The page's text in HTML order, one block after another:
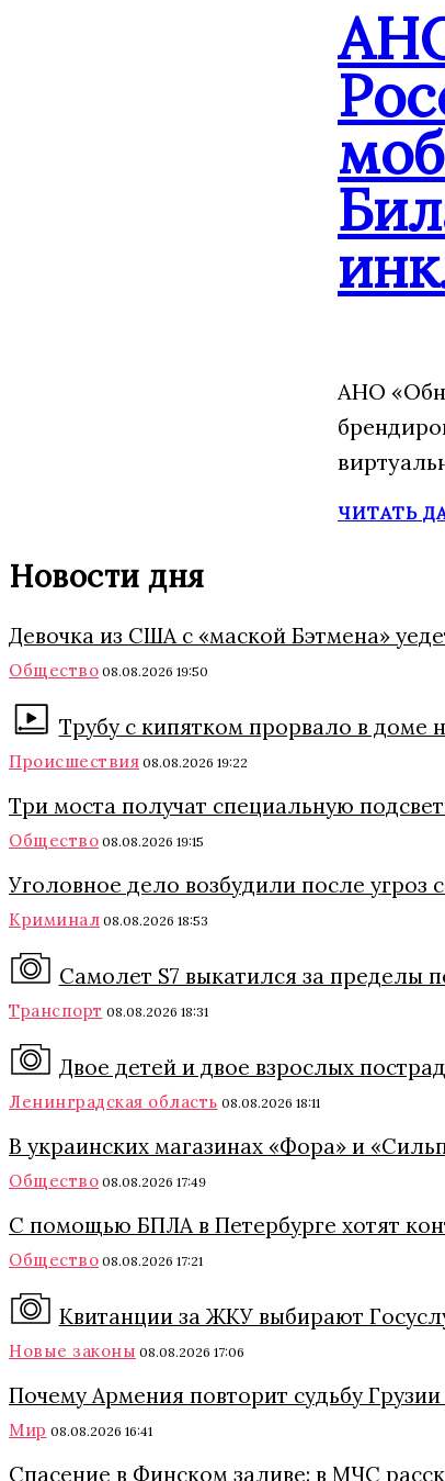
АНО
ЧИТАТЬ
Новости дня
Девочка из США с «маской Бэтмена»
Общество 08.08.2026 19:50
Трубу с кипятком прорвало в доме
Происшествия 08.08.2026 19:22
Три моста получат специальную
Общество 08.08.2026 19:15
Уголовное дело возбудили после
Криминал 08.08.2026 18:53
Самолет S7 выкатился за пределы
Транспорт 08.08.2026 18:31
Двое детей и двое взрослых
Ленинградская область 08.08.2026 18:11
В украинских магазинах «Фора» и
Общество 08.08.2026 17:49
С помощью БПЛА в Петербурге хотят
Общество 08.08.2026 17:21
Квитанции за ЖКУ выбирают
Новые законы 08.08.2026 17:06
Почему Армения повторит судьбу
Мир 08.08.2026 16:41
Спасение в Финском заливе: в МЧС